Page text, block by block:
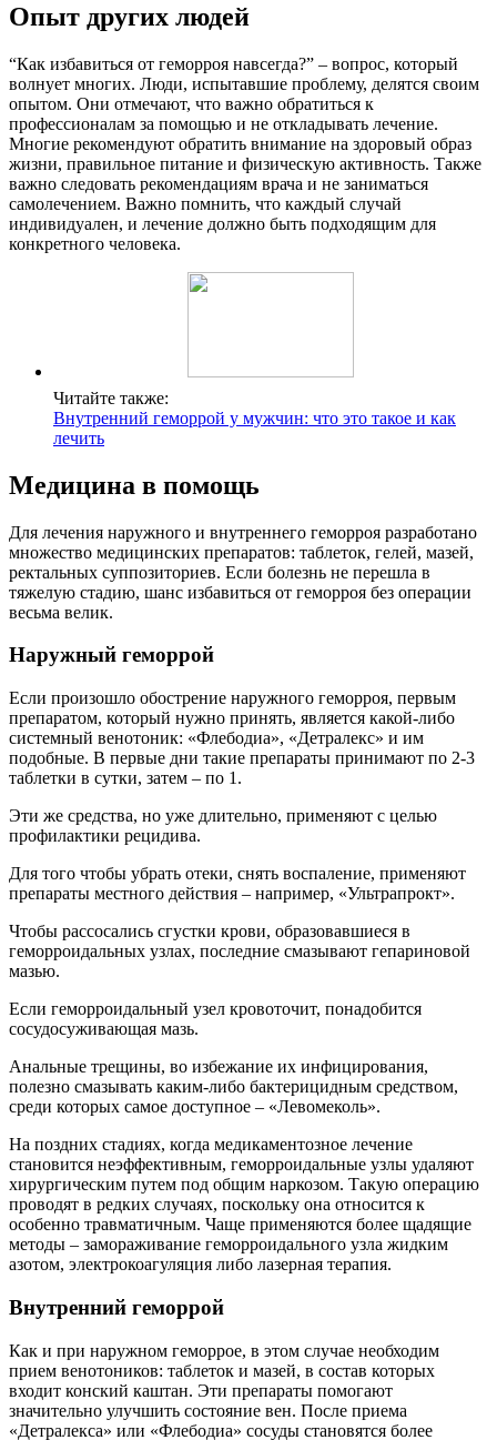
Опыт других людей
“Как избавиться от геморроя навсегда?” – вопрос, который
волнует многих. Люди, испытавшие проблему, делятся своим
опытом. Они отмечают, что важно обратиться к
профессионалам за помощью и не откладывать лечение.
Многие рекомендуют обратить внимание на здоровый образ
жизни, правильное питание и физическую активность. Также
важно следовать рекомендациям врача и не заниматься
самолечением. Важно помнить, что каждый случай
индивидуален, и лечение должно быть подходящим для
конкретного человека.
Читайте также:
Внутренний геморрой у мужчин: что это такое и как
лечить
Медицина в помощь
Для лечения наружного и внутреннего геморроя разработано
множество медицинских препаратов: таблеток, гелей, мазей,
ректальных суппозиториев. Если болезнь не перешла в
тяжелую стадию, шанс избавиться от геморроя без операции
весьма велик.
Наружный геморрой
Если произошло обострение наружного геморроя, первым
препаратом, который нужно принять, является какой-либо
системный венотоник: «Флебодиа», «Детралекс» и им
подобные. В первые дни такие препараты принимают по 2-3
таблетки в сутки, затем – по 1.
Эти же средства, но уже длительно, применяют с целью
профилактики рецидива.
Для того чтобы убрать отеки, снять воспаление, применяют
препараты местного действия – например, «Ультрапрокт».
Чтобы рассосались сгустки крови, образовавшиеся в
геморроидальных узлах, последние смазывают гепариновой
мазью.
Если геморроидальный узел кровоточит, понадобится
сосудосуживающая мазь.
Анальные трещины, во избежание их инфицирования,
полезно смазывать каким-либо бактерицидным средством,
среди которых самое доступное – «Левомеколь».
На поздних стадиях, когда медикаментозное лечение
становится неэффективным, геморроидальные узлы удаляют
хирургическим путем под общим наркозом. Такую операцию
проводят в редких случаях, поскольку она относится к
особенно травматичным. Чаще применяются более щадящие
методы – замораживание геморроидального узла жидким
азотом, электрокоагуляция либо лазерная терапия.
Внутренний геморрой
Как и при наружном геморрое, в этом случае необходим
прием венотоников: таблеток и мазей, в состав которых
входит конский каштан. Эти препараты помогают
значительно улучшить состояние вен. После приема
«Детралекса» или «Флебодиа» сосуды становятся более